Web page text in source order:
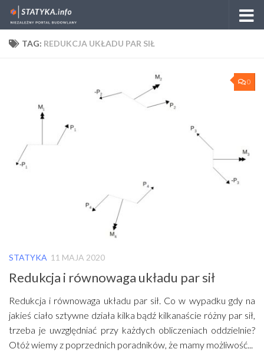
Skip to content
TAG: REDUKCJA UKŁADU PAR SIŁ
0
STATYKA 11 MAJA 2020
Redukcja i równowaga układu par sił
Redukcja i równowaga układu par sił. Co w wypadku gdy na
jakieś ciało sztywne działa kilka bądź kilkanaście różny par sił,
trzeba je uwzględniać przy każdych obliczeniach oddzielnie?
Otóż wiemy z poprzednich poradników, że mamy możliwość...